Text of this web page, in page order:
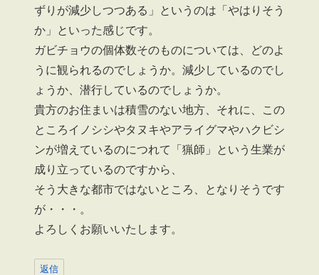
ずりが減少しつつある」というのは「やはりそう
か」といった感じです。
ガビチョウの個体数そのものについては、どのよ
うに観られるのでしょうか。減少しているのでし
ょうか、潜行しているのでしょうか。
貴方のお住まいは積雪のない地方、それに、この
ところイノシシやタヌキやアライグマやハクビシ
ンが増えているのにつれて「猟師」という生業が
成り立っているのですから、
そう大きな都市ではないところ、となりそうです
が・・・。
よろしくお願いいたします。
返信